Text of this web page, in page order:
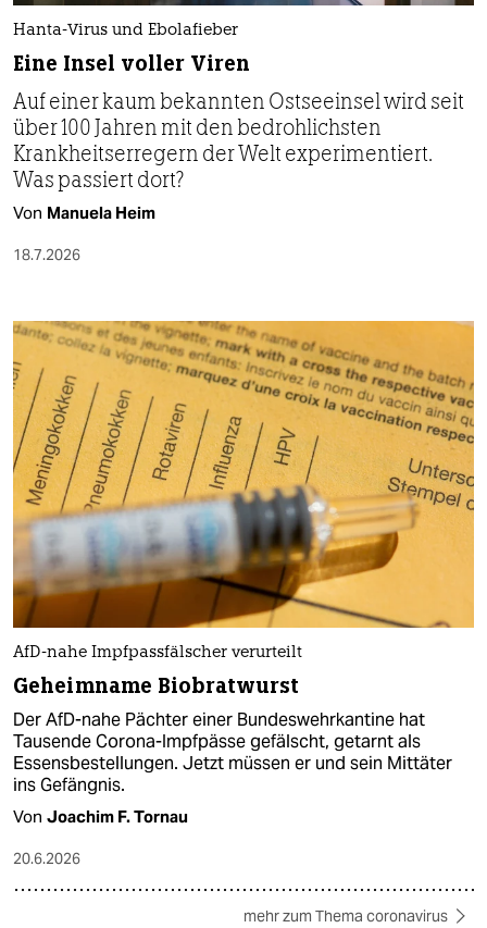
Hanta-Virus und Ebolafieber
Eine Insel voller Viren
Auf einer kaum bekannten Ostseeinsel wird seit
über 100 Jahren mit den bedrohlichsten
Krankheitserregern der Welt experimentiert.
Was passiert dort?
Von Manuela Heim
18.7.2026
AfD-nahe Impfpassfälscher verurteilt
Geheimname Biobratwurst
Der AfD-nahe Pächter einer Bundeswehrkantine hat
Tausende Corona-Impfpässe gefälscht, getarnt als
Essensbestellungen. Jetzt müssen er und sein Mittäter
ins Gefängnis.
Von Joachim F. Tornau
20.6.2026
mehr zum Thema coronavirus